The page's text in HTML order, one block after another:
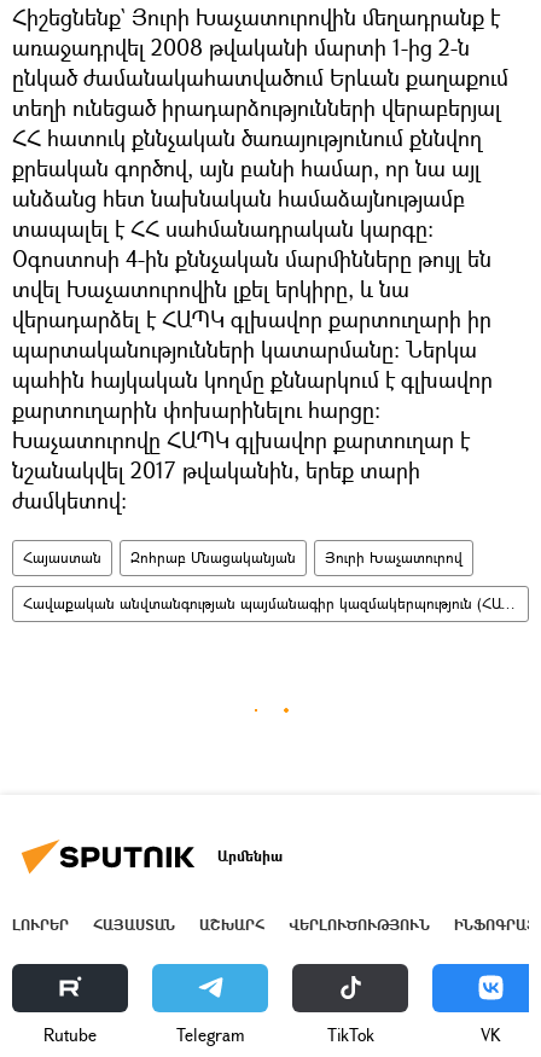
Հիշեցնենք` Յուրի Խաչատուրովին մեղադրանք է
առաջադրվել 2008 թվականի մարտի 1-ից 2-ն
ընկած ժամանակահատվածում Երևան քաղաքում
տեղի ունեցած իրադարձությունների վերաբերյալ
ՀՀ հատուկ քննչական ծառայությունում քննվող
քրեական գործով, այն բանի համար, որ նա այլ
անձանց հետ նախնական համաձայնությամբ
տապալել է ՀՀ սահմանադրական կարգը:
Օգոստոսի 4-ին քննչական մարմինները թույլ են
տվել Խաչատուրովին լքել երկիրը, և նա
վերադարձել է ՀԱՊԿ գլխավոր քարտուղարի իր
պարտականությունների կատարմանը։ Ներկա
պահին հայկական կողմը քննարկում է գլխավոր
քարտուղարին փոխարինելու հարցը։
Խաչատուրովը ՀԱՊԿ գլխավոր քարտուղար է
նշանակվել 2017 թվականին, երեք տարի
ժամկետով։
Հայաստան Զոհրաբ Մնացականյան Յուրի Խաչատուրով
Հավաքական անվտանգության պայմանագիր կազմակերպություն (ՀԱՊԿ)
Արմենիա
ԼՈՒՐԵՐ ՀԱՅԱՍՏԱՆ ԱՇԽԱՐՀ ՎԵՐԼՈՒԾՈՒԹՅՈՒՆ
Rutube Telegram ТikТоk VK